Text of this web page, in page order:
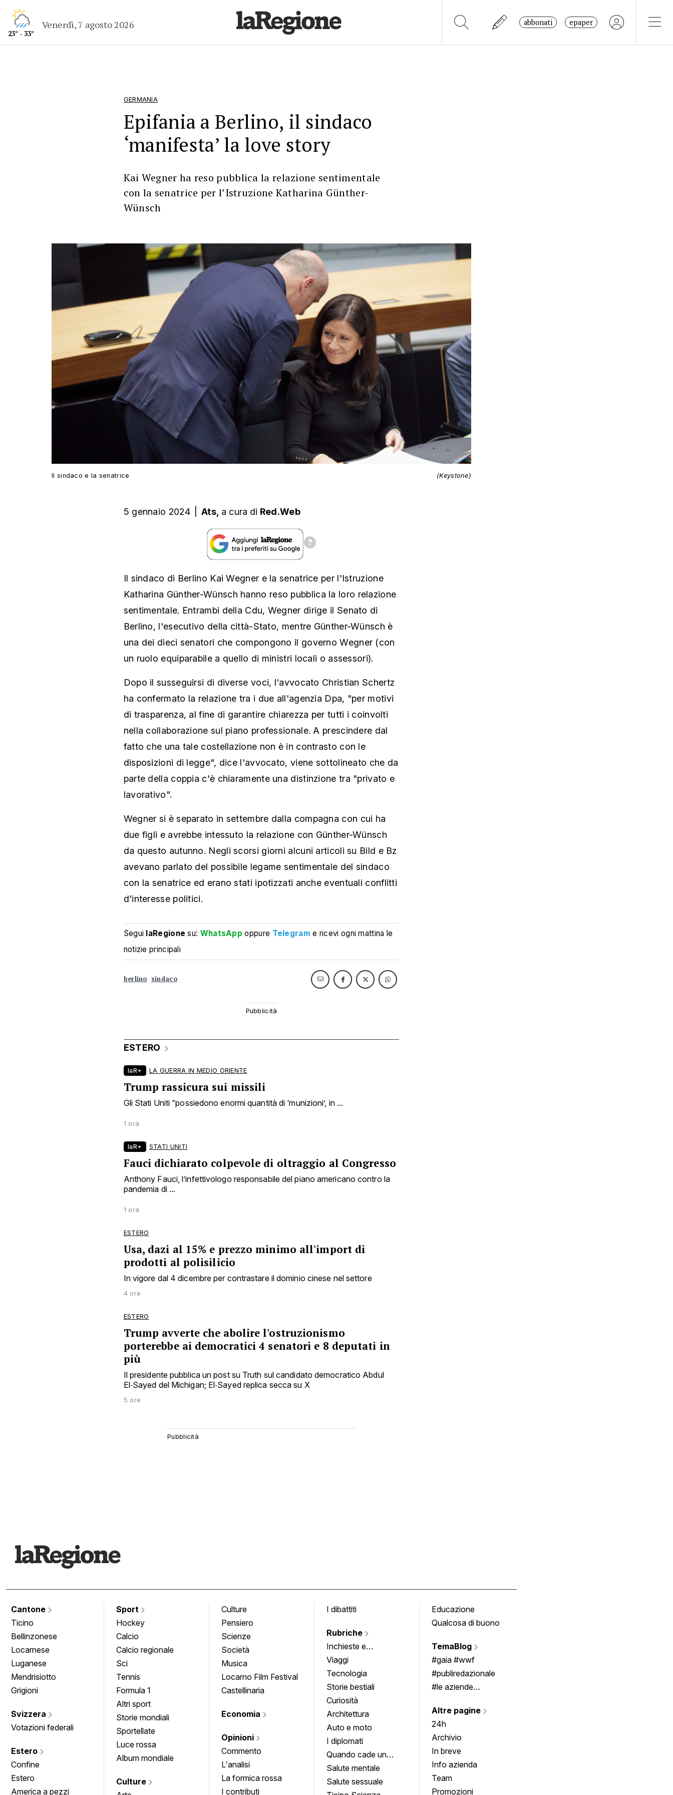
23° - 33°
Venerdì, 7 agosto 2026 abbonati epaper
GERMANIA
Epifania a Berlino, il sindaco
‘manifesta’ la love story
Kai Wegner ha reso pubblica la relazione sentimentale
con la senatrice per l’Istruzione Katharina Günther-
Wünsch
Il sindaco e la senatrice (Keystone)
5 gennaio 2024 Ats, a cura di Red.Web
Il sindaco di Berlino Kai Wegner e la senatrice per l'Istruzione
Katharina Günther-Wünsch hanno reso pubblica la loro relazione
sentimentale. Entrambi della Cdu, Wegner dirige il Senato di
Berlino, l'esecutivo della città-Stato, mentre Günther-Wünsch è
una dei dieci senatori che compongono il governo Wegner (con
un ruolo equiparabile a quello di ministri locali o assessori).
Dopo il susseguirsi di diverse voci, l'avvocato Christian Schertz
ha confermato la relazione tra i due all'agenzia Dpa, "per motivi
di trasparenza, al fine di garantire chiarezza per tutti i coinvolti
nella collaborazione sul piano professionale. A prescindere dal
fatto che una tale costellazione non è in contrasto con le
disposizioni di legge", dice l'avvocato, viene sottolineato che da
parte della coppia c'è chiaramente una distinzione tra "privato e
lavorativo".
Wegner si è separato in settembre dalla compagna con cui ha
due figli e avrebbe intessuto la relazione con Günther-Wünsch
da questo autunno. Negli scorsi giorni alcuni articoli su Bild e Bz
avevano parlato del possibile legame sentimentale del sindaco
con la senatrice ed erano stati ipotizzati anche eventuali conflitti
d'interesse politici.
Segui laRegione su: WhatsApp oppure Telegram e ricevi ogni mattina le
notizie principali
berlino sindaco
ESTERO
laR+ LA GUERRA IN MEDIO ORIENTE
Trump rassicura sui missili
Gli Stati Uniti “possiedono enormi quantità di ‘munizioni’, in ...
1 ora
laR+ STATI UNITI
Fauci dichiarato colpevole di oltraggio al Congresso
Anthony Fauci, l’infettivologo responsabile del piano americano contro la
pandemia di ...
1 ora
ESTERO
Usa, dazi al 15% e prezzo minimo all'import di
prodotti al polisilicio
In vigore dal 4 dicembre per contrastare il dominio cinese nel settore
4 ore
ESTERO
Trump avverte che abolire l'ostruzionismo
porterebbe ai democratici 4 senatori e 8 deputati in
più
Il presidente pubblica un post su Truth sul candidato democratico Abdul
El‑Sayed del Michigan; El‑Sayed replica secca su X
5 ore
Cantone
Ticino
Bellinzonese
Locarnese
Luganese
Mendrisiotto
Grigioni
Svizzera
Votazioni federali
Estero
Confine
Estero
America a pezzi
Sport
Hockey
Calcio
Calcio regionale
Sci
Tennis
Formula 1
Altri sport
Storie mondiali
Sportellate
Luce rossa
Album mondiale
Culture
Culture
Pensiero
Scienze
Società
Musica
Locarno Film Festival
Castellinaria
Economia
Opinioni
Commento
L'analisi
La formica rossa
I contributi
I dibattiti
Rubriche
Inchieste e
approfondimenti
Viaggi
Tecnologia
Storie bestiali
Curiosità
Architettura
Auto e moto
I diplomati
Quando cade un
quadro
Salute mentale
Salute sessuale
Educazione
Qualcosa di buono
TemaBlog
#gaia #wwf
#publiredazionale
#le aziende
Altre pagine
24h
Archivio
In breve
Info azienda
Team
Promozioni